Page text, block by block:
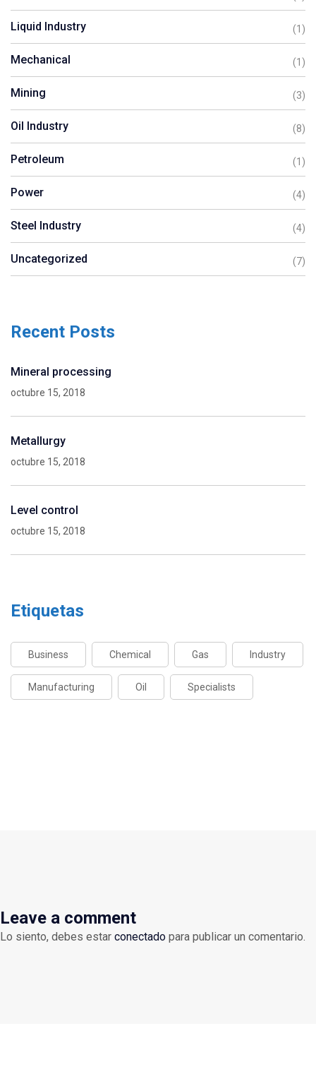
Liquid Industry (1)
Mechanical (1)
Mining (3)
Oil Industry (8)
Petroleum (1)
Power (4)
Steel Industry (4)
Uncategorized (7)
Recent Posts
Mineral processing
octubre 15, 2018
Metallurgy
octubre 15, 2018
Level control
octubre 15, 2018
Etiquetas
Business Chemical Gas Industry
Manufacturing Oil Specialists
Leave a comment
Lo siento, debes estar conectado para publicar un comentario.